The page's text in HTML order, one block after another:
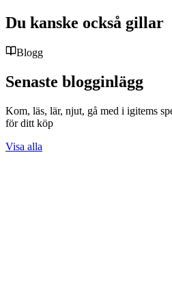
Du kanske också gillar
Blogg
Senaste blogginlägg
Kom, läs, lär, njut, gå med i igitems
för ditt köp
Visa alla